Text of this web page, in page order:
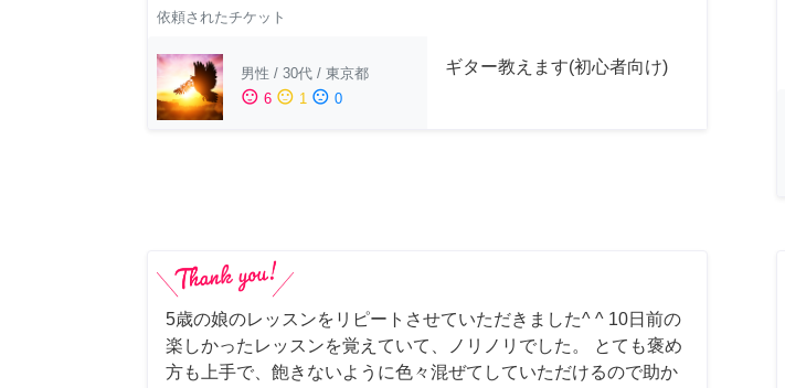
依頼されたチケット
男性 / 30代 / 東京都
sentiment_satisfied 6 sentiment_neutral 1 sentiment_dissatisfied 0
ギター教えます(初心者向け)
5歳の娘のレッスンをリピートさせていただきました^ ^ 10日前の
楽しかったレッスンを覚えていて、ノリノリでした。 とても褒め
方も上手で、飽きないように色々混ぜてしていただけるので助か